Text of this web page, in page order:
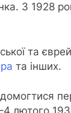
З 1928
та
та інших.